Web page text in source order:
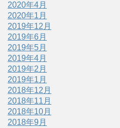
2020年4月
2020年1月
2019年12月
2019年6月
2019年5月
2019年4月
2019年2月
2019年1月
2018年12月
2018年11月
2018年10月
2018年9月